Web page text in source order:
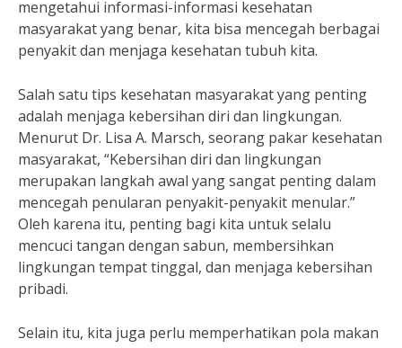
mengetahui informasi-informasi kesehatan
masyarakat yang benar, kita bisa mencegah berbagai
penyakit dan menjaga kesehatan tubuh kita.
Salah satu tips kesehatan masyarakat yang penting
adalah menjaga kebersihan diri dan lingkungan.
Menurut Dr. Lisa A. Marsch, seorang pakar kesehatan
masyarakat, “Kebersihan diri dan lingkungan
merupakan langkah awal yang sangat penting dalam
mencegah penularan penyakit-penyakit menular.”
Oleh karena itu, penting bagi kita untuk selalu
mencuci tangan dengan sabun, membersihkan
lingkungan tempat tinggal, dan menjaga kebersihan
pribadi.
Selain itu, kita juga perlu memperhatikan pola makan